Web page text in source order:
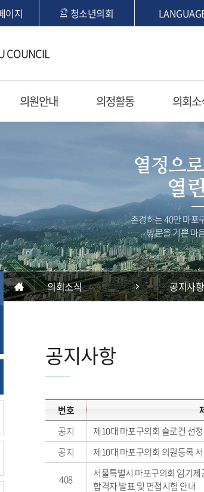
이지 청소년의회
COUNCIL
의원안내 의정활동 의회소
열정으
열
존경하는 40만 마포
방문을 기쁜 마
의회소식 공지사항
공지사항
번호
공지
제10대 마포구의회 슬로건 선
공지
제10대 마포구의회 의원등록
408
서울특별시 마포구의회 임기
합격자 발표 및 면접시험 안내